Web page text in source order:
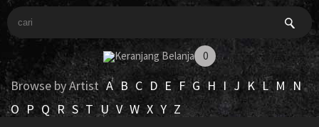
Keranjang Belanja 0
Browse by Artist A B C D E F G H I J K L M
N
O P Q R S T U V W X Y Z